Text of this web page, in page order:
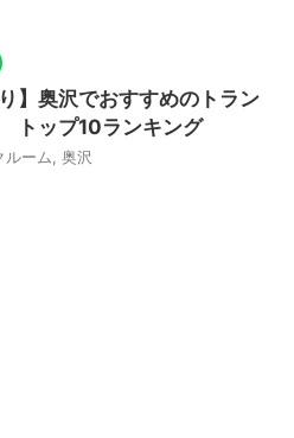
り】奥沢でおすすめのトラン
トップ10ランキング
ルーム 奥沢